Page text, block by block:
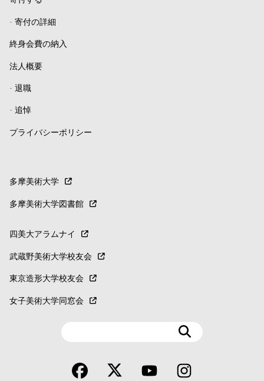
- 寄付の詳細
終身会費の納入
法人概要
- 退職
- 追悼
プライバシーポリシー
多摩美術大学
多摩美術大学図書館
四美大アラムナイ
武蔵野美術大学校友会
東京造形大学校友会
女子美術大学同窓会